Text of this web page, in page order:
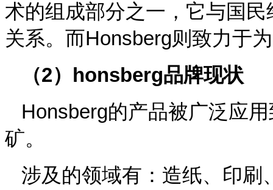
术的组成部分之一，它与国
关系。而Honsberg则致力于
（2） honsberg品牌现状
Honsberg的产品被广泛应
矿。
涉及的领域有：造纸、印刷